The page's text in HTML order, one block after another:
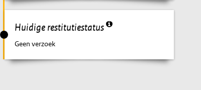
Huidige restitutiestatus
Geen verzoek